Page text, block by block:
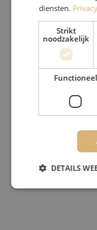
diensten.
Strikt
noodzakelijk
Functioneel
DETAILS